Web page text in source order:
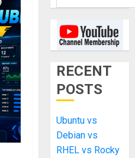
RECENT
POSTS
Ubuntu vs
Debian vs
RHEL vs Rocky